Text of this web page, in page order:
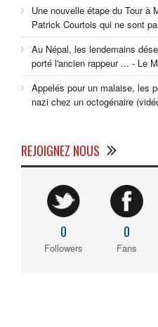
Une nouvelle étape du Tour à
Patrick Courtois qui ne sont
Au Népal, les lendemains
porté l'ancien rappeur ... - Le
Appelés pour un malaise, les
nazi chez un octogénaire
REJOIGNEZ NOUS
0
Followers
0
Fans